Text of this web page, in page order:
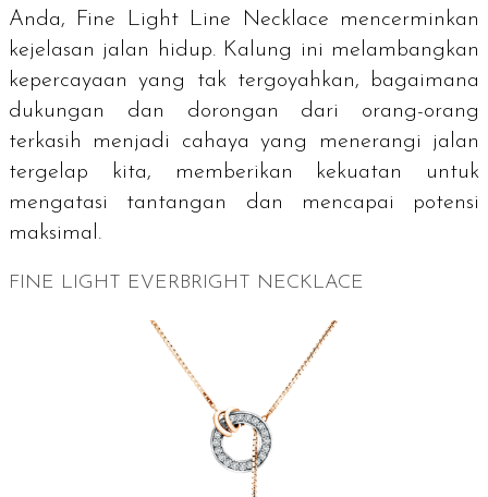
Anda, Fine Light Line Necklace mencerminkan
kejelasan jalan hidup. Kalung ini melambangkan
kepercayaan yang tak tergoyahkan, bagaimana
dukungan dan dorongan dari orang-orang
terkasih menjadi cahaya yang menerangi jalan
tergelap kita, memberikan kekuatan untuk
mengatasi tantangan dan mencapai potensi
maksimal.
FINE LIGHT EVERBRIGHT NECKLACE